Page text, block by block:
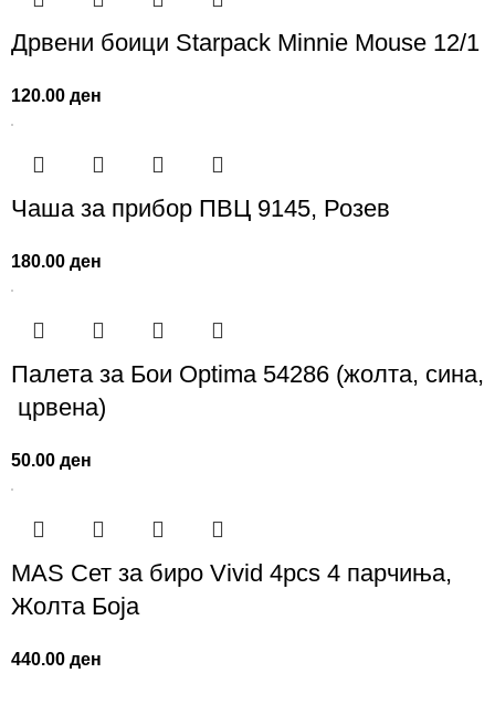
Дрвени боици Starpack Minnie Mouse 12/1
120.00ден
Чаша за прибор ПВЦ 9145, Розев
180.00ден
Палета за Бои Optima 54286 (жолта, сина,
црвена)
50.00ден
MAS Сет за биро Vivid 4pcs 4 парчиња,
Жолта Боја
440.00ден